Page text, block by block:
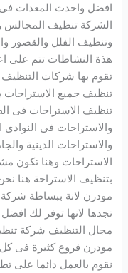
افضل واحدث المعدات فى
الشركة تنظيف المجالس
وتنظيف الفلل والقصور
هذة النشاطات تتم على
تقوم بها شركات
تنظيف جميع الاستراحات
تنظيف الاستراحات فى
والاستراحات فى النوادى
والاستراحات الدينية
الاستراحات وهنا تكون
بتنظيف الاستراحة هنا
مودرن لانة ببساطة
تجدها لانها توفر لك
مجال التنظيف شركة
مودرن فروع كثيرة فى كل
نقوم بالعمل دائما على